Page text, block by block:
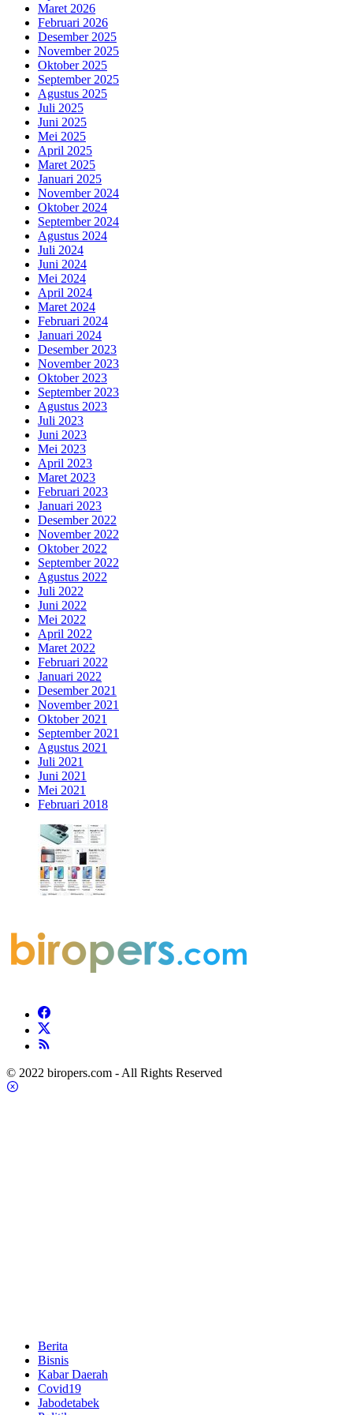
Maret 2026
Februari 2026
Desember 2025
November 2025
Oktober 2025
September 2025
Agustus 2025
Juli 2025
Juni 2025
Mei 2025
April 2025
Maret 2025
Januari 2025
November 2024
Oktober 2024
September 2024
Agustus 2024
Juli 2024
Juni 2024
Mei 2024
April 2024
Maret 2024
Februari 2024
Januari 2024
Desember 2023
November 2023
Oktober 2023
September 2023
Agustus 2023
Juli 2023
Juni 2023
Mei 2023
April 2023
Maret 2023
Februari 2023
Januari 2023
Desember 2022
November 2022
Oktober 2022
September 2022
Agustus 2022
Juli 2022
Juni 2022
Mei 2022
April 2022
Maret 2022
Februari 2022
Januari 2022
Desember 2021
November 2021
Oktober 2021
September 2021
Agustus 2021
Juli 2021
Juni 2021
Mei 2021
Februari 2018
© 2022 biropers.com - All Rights Reserved
Berita
Bisnis
Kabar Daerah
Covid19
Jabodetabek